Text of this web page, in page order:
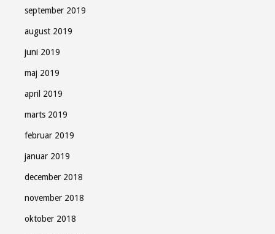
september 2019
august 2019
juni 2019
maj 2019
april 2019
marts 2019
februar 2019
januar 2019
december 2018
november 2018
oktober 2018